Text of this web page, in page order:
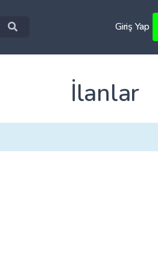
Giriş Yap
İlanlar